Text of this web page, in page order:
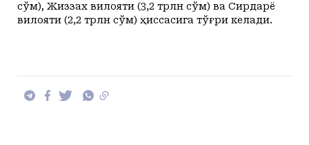
сўм), Жиззах вилояти (3,2 трлн сўм) ва Сирдарё
вилояти (2,2 трлн сўм) ҳиссасига тўғри келади.